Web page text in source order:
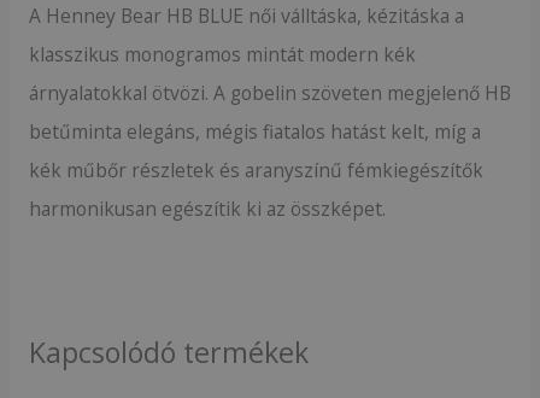
A Henney Bear HB BLUE női válltáska, kézitáska a
klasszikus monogramos mintát modern kék
árnyalatokkal ötvözi. A gobelin szöveten megjelenő HB
betűminta elegáns, mégis fiatalos hatást kelt, míg a
kék műbőr részletek és aranyszínű fémkiegészítők
harmonikusan egészítik ki az összképet.
Kapcsolódó termékek